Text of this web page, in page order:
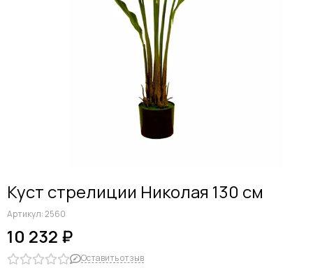
Куст стрелиции Николая 130 см
Артикул:2560
10 232 ₽
Оставить отзыв